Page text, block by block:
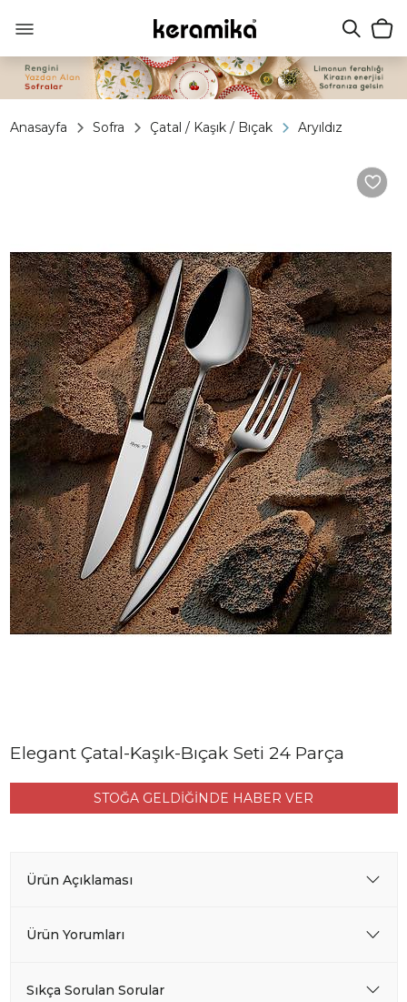
Anasayfa Sofra Çatal / Kaşık / Bıçak Aryıldız
Elegant Çatal-Kaşık-Bıçak Seti 24 Parça
STOĞA GELDİĞİNDE HABER VER
Ürün Açıklaması
Ürün Yorumları
Sıkça Sorulan Sorular